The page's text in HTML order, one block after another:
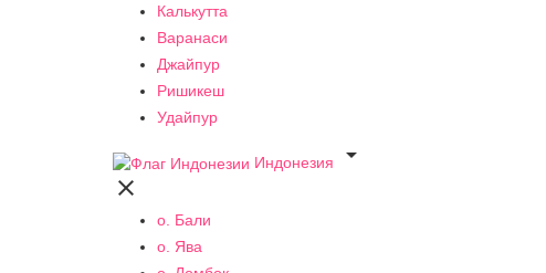
Калькутта
Варанаси
Джайпур
Ришикеш
Удайпур
Индонезия


о. Бали
о. Ява